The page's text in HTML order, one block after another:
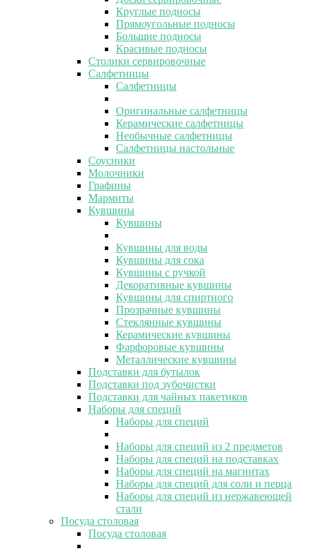
Круглые подносы
Прямоугольные подносы
Большие подносы
Красивые подносы
Столики сервировочные
Салфетницы
Салфетницы
Оригинальные салфетницы
Керамические салфетницы
Необычные салфетницы
Салфетницы настольные
Соусники
Молочники
Графины
Мармиты
Кувшины
Кувшины
Кувшины для воды
Кувшины для сока
Кувшины с ручкой
Декоративные кувшины
Кувшины для спиртного
Прозрачные кувшины
Стеклянные кувшины
Керамические кувшины
Фарфоровые кувшины
Металлические кувшины
Подставки для бутылок
Подставки под зубочистки
Подставки для чайных пакетиков
Наборы для специй
Наборы для специй
Наборы для специй из 2 предметов
Наборы для специй на подставках
Наборы для специй на магнитах
Наборы для специй для соли и перца
Наборы для специй из нержавеющей
стали
Посуда столовая
Посуда столовая